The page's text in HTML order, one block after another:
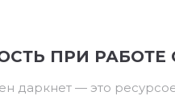
ПРИ РАБОТЕ
даркнет — это